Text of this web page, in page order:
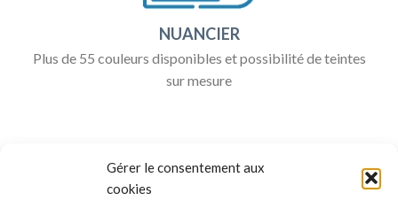
Gérer le consentement aux
cookies
NUANCIER
Plus de 55 couleurs disponibles et possibilité de teintes
sur mesure